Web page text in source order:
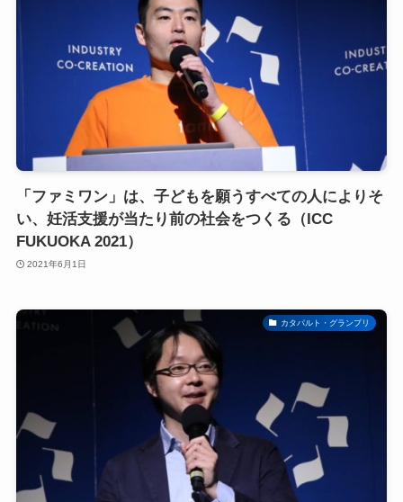
「ファミワン」は、子どもを願うすべての人によりそ
い、妊活支援が当たり前の社会をつくる（ICC
FUKUOKA 2021）
2021年6月1日
カタパルト・グランプリ